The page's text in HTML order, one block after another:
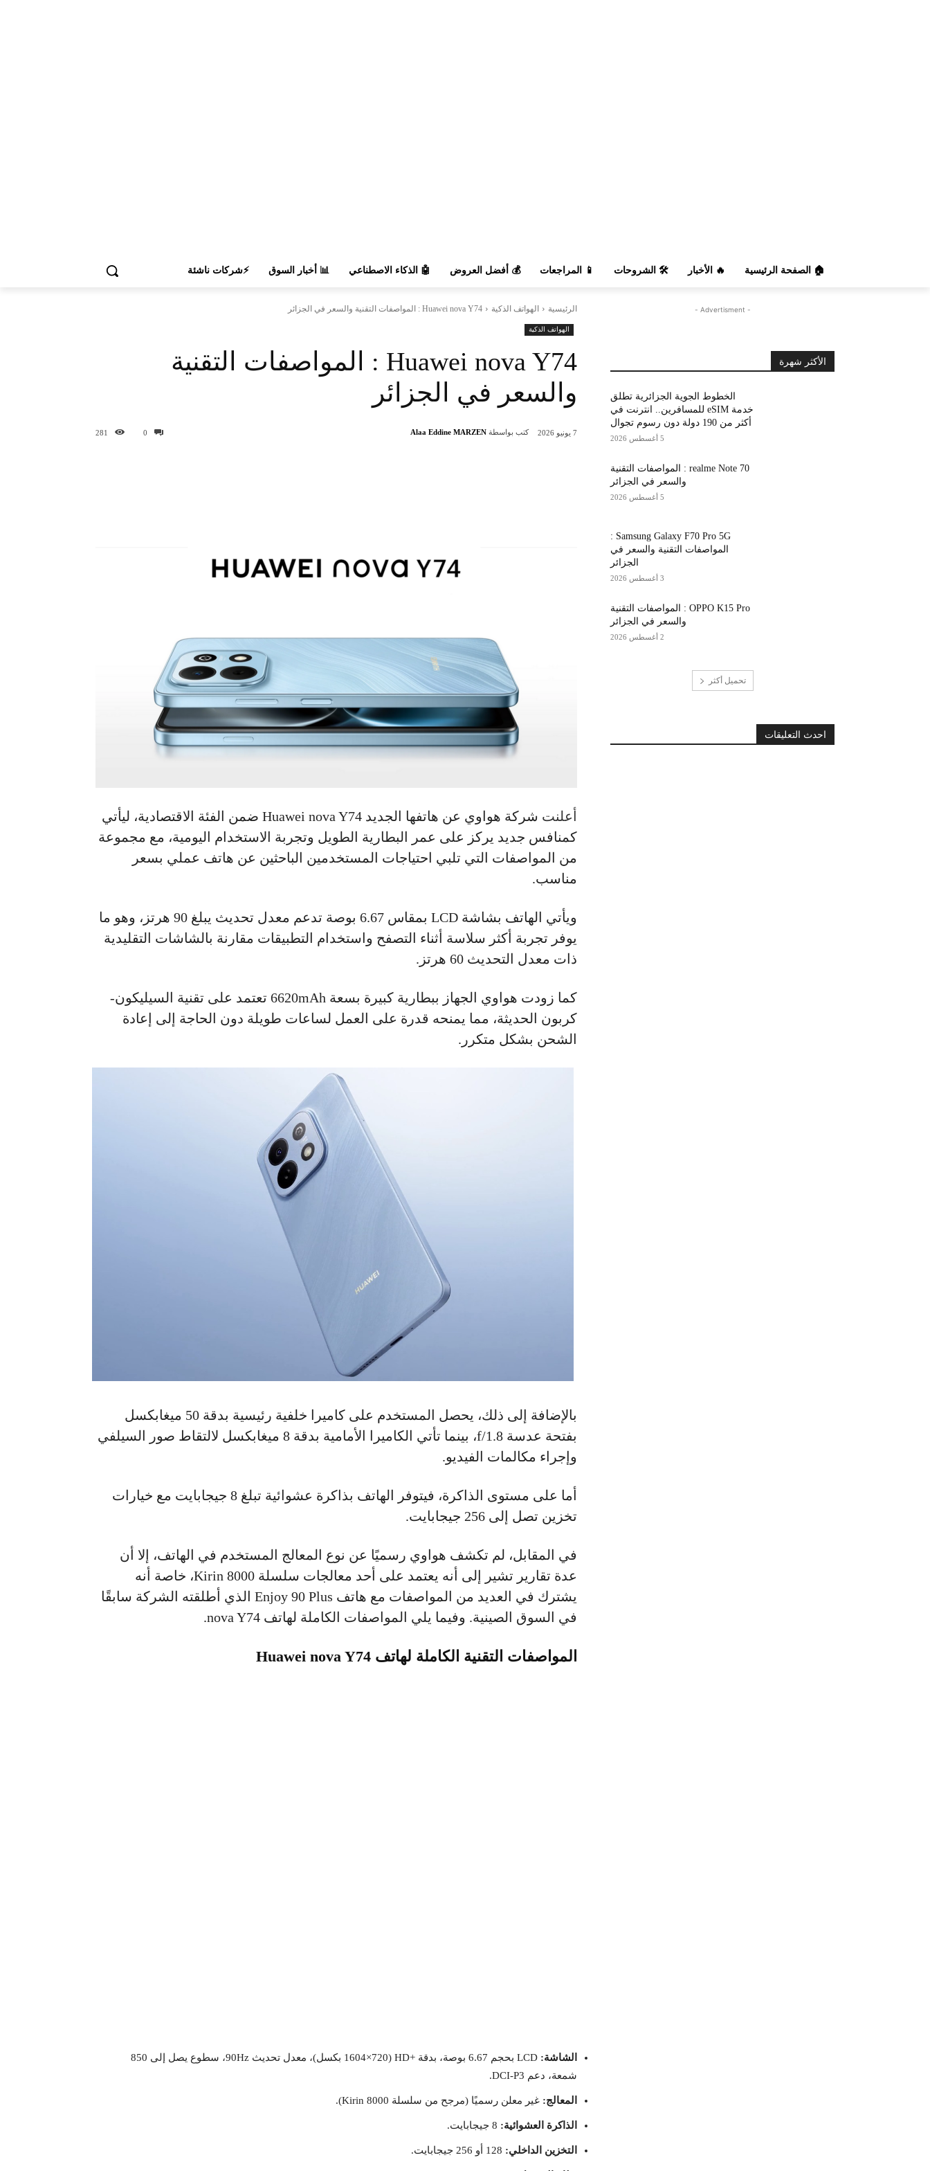
🏠 الصفحة الرئيسية 🔥 الأخبار 🛠️ الشروحات 📱 المراجعات 💰 أفضل العروض 🤖 الذكاء الاصطناعي 📊 أخبار السوق ⚡شركات ناشئة
الرئيسية الهواتف الذكية Huawei nova Y74 : المواصفات التقنية والسعر في الجزائر
الهواتف الذكية
Huawei nova Y74 : المواصفات التقنية
والسعر في الجزائر
0
281 7 يونيو 2026 كتب بواسطة Alaa Eddine MARZEN
أعلنت
شركة هواوي عن هاتفها الجديد Huawei nova Y74 ضمن الفئة الاقتصادية، ليأتي
كمنافس جديد يركز على عمر البطارية الطويل وتجربة الاستخدام اليومية، مع مجموعة
من المواصفات التي تلبي احتياجات المستخدمين الباحثين عن هاتف عملي بسعر
مناسب.
ويأتي الهاتف بشاشة LCD بمقاس 6.67 بوصة تدعم معدل تحديث يبلغ 90 هرتز، وهو ما
يوفر تجربة أكثر سلاسة أثناء التصفح واستخدام التطبيقات مقارنة بالشاشات التقليدية
ذات معدل التحديث 60 هرتز.
كما زودت هواوي الجهاز ببطارية كبيرة بسعة 6620mAh تعتمد على تقنية السيليكون-
كربون الحديثة، مما يمنحه قدرة على العمل لساعات طويلة دون الحاجة إلى إعادة
الشحن بشكل متكرر.
بالإضافة إلى ذلك، يحصل المستخدم على كاميرا خلفية رئيسية بدقة 50 ميغابكسل
بفتحة عدسة f/1.8، بينما تأتي الكاميرا الأمامية بدقة 8 ميغابكسل لالتقاط صور السيلفي
وإجراء مكالمات الفيديو.
أما على مستوى الذاكرة، فيتوفر الهاتف بذاكرة عشوائية تبلغ 8 جيجابايت مع خيارات
تخزين تصل إلى 256 جيجابايت.
في المقابل، لم تكشف هواوي رسميًا عن نوع المعالج المستخدم في الهاتف، إلا أن
عدة تقارير تشير إلى أنه يعتمد على أحد معالجات سلسلة Kirin 8000، خاصة أنه
يشترك في العديد من المواصفات مع هاتف Enjoy 90 Plus الذي أطلقته الشركة سابقًا
في السوق الصينية. وفيما يلي المواصفات الكاملة لهاتف nova Y74.
المواصفات التقنية الكاملة لهاتف
الشاشة:
LCD بحجم 6.67 بوصة، بدقة +HD (1604×720 بكسل)، معدل تحديث 90Hz، سطوع يصل إلى 850
شمعة، دعم DCI-P3.
المعالج: غير معلن رسميًا (مرجح من سلسلة Kirin 8000).
الذاكرة العشوائية:
التخزين الداخلي:
- Advertisment -
الأكثر شهرة
الخطوط الجوية الجزائرية تطلق
خدمة eSIM للمسافرين.. انترنت في
أكثر من 190 دولة دون رسوم تجوال
5 أغسطس 2026
realme Note 70 : المواصفات التقنية
والسعر في الجزائر
5 أغسطس 2026
Samsung Galaxy F70 Pro 5G :
المواصفات التقنية والسعر في
الجزائر
3 أغسطس 2026
OPPO K15 Pro : المواصفات التقنية
والسعر في الجزائر
2 أغسطس 2026
تحميل أكثر
احدث التعليقات